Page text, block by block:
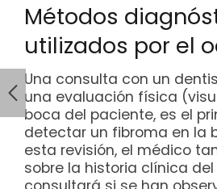
Métodos
utilizados por el
Una consulta con un
una evaluación física
boca del paciente, es el
detectar un fibroma en la
esta revisión, el médico
sobre la historia clínica